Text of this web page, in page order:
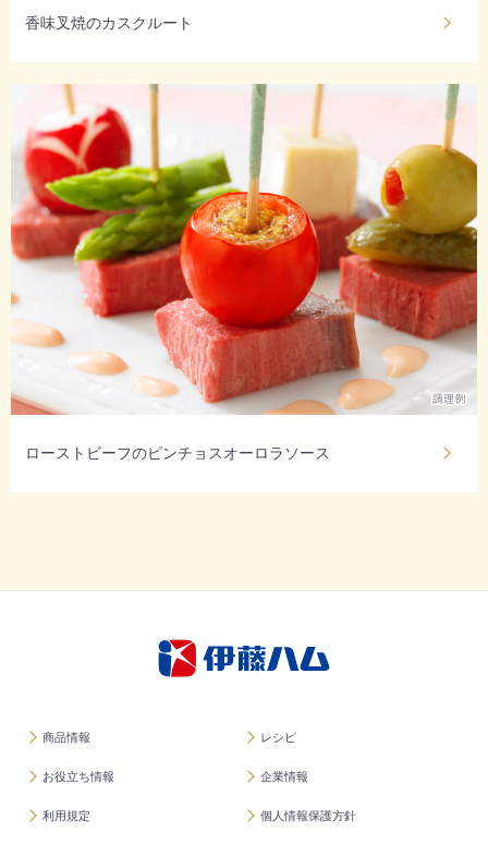
香味叉焼のカスクルート
ローストビーフのピンチョスオーロラソース
商品情報 レシピ
お役立ち情報 企業情報
利用規定 個人情報保護方針